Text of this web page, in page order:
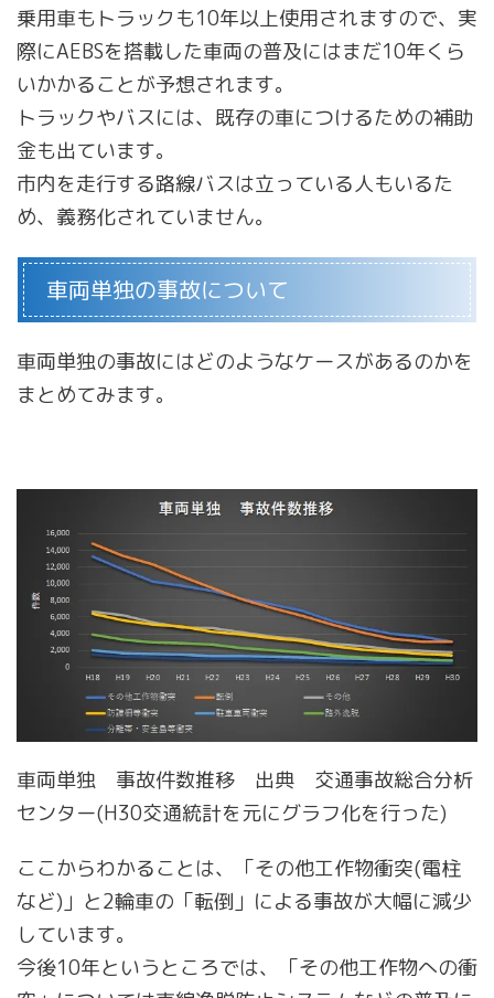
乗用車もトラックも10年以上使用されますので、実
際にAEBSを搭載した車両の普及にはまだ10年くら
いかかることが予想されます。
トラックやバスには、既存の車につけるための補助
金も出ています。
市内を走行する路線バスは立っている人もいるた
め、義務化されていません。
車両単独の事故について
車両単独の事故にはどのようなケースがあるのかを
まとめてみます。
車両単独 事故件数推移 出典 交通事故総合分析
センター(H30交通統計を元にグラフ化を行った)
ここからわかることは、「その他工作物衝突(電柱
など)」と2輪車の「転倒」による事故が大幅に減少
しています。
今後10年というところでは、「その他工作物への衝